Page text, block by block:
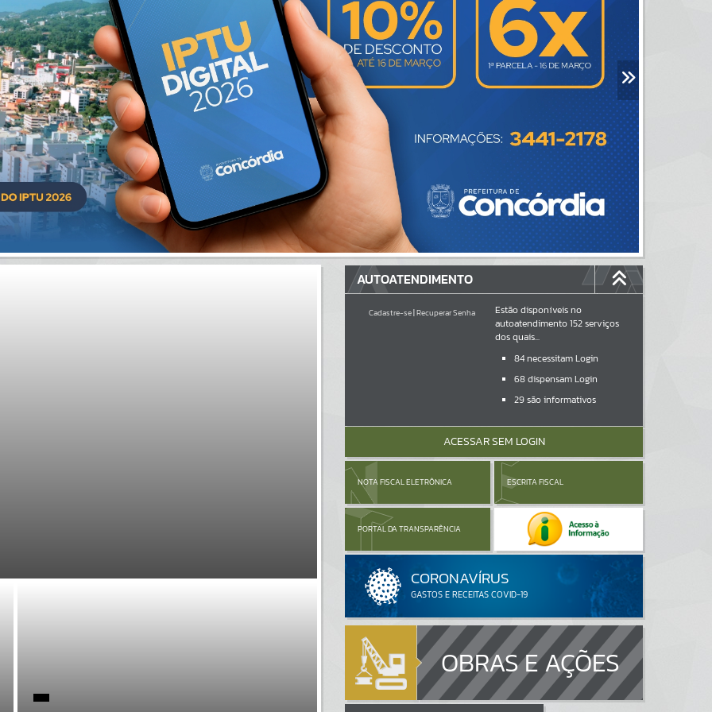
AUTOATENDIMENTO
Cadastre-se|Recuperar Senha
Estão disponíveis no
autoatendimento152serviços
dos quais...
84necessitam Login
68dispensam Login
29são informativos
ACESSAR SEM LOGIN
NOTA FISCAL ELETRÔNICA ESCRITA FISCAL
PORTAL DA TRANSPARÊNCIA
OBRAS E AÇÕES